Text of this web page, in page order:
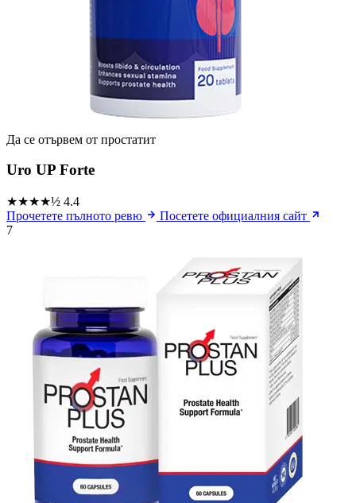
Да се ​​отървем от простатит
Uro UP Forte
★★★★½ 4.4
Прочетете пълното ревю
Посетете официалния сайт
7